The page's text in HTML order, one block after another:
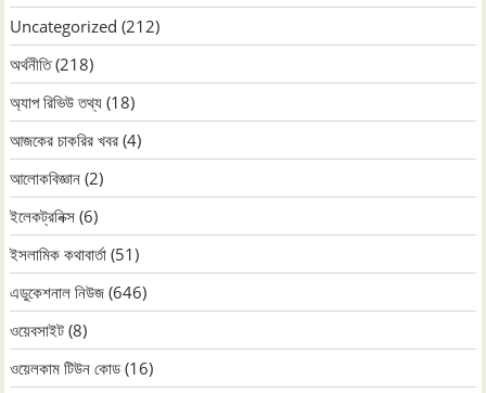
Uncategorized (212)
অর্থনীতি(218)
অ্যাপ রিভিউ তথ্য (18)
আজকের চাকরির খবর (4)
আলোকবিজ্ঞান (2)
ইলেকট্রনিক্স (6)
ইসলামিক কথাবার্তা (51)
এডুকেশনাল নিউজ (646)
ওয়েবসাইট (8)
ওয়েলকাম টিউন কোড (16)